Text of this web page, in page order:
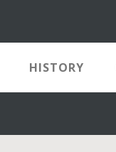
HISTORY